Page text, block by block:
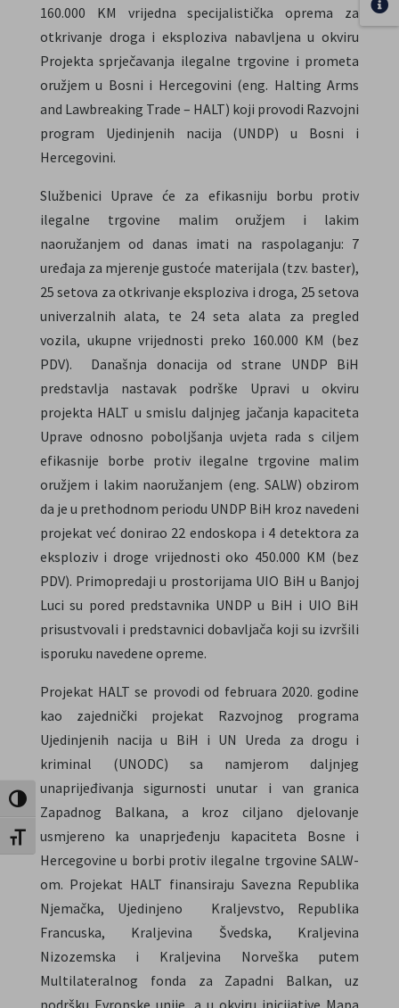
Toggle High Contrast
Toggle Font size
160.000 KM vrijedna specijalistička oprema za
otkrivanje droga i eksploziva nabavljena u okviru
Projekta sprječavanja ilegalne trgovine i prometa
oružjem u Bosni i Hercegovini (eng. Halting Arms
and Lawbreaking Trade – HALT) koji provodi Razvojni
program Ujedinjenih nacija (UNDP) u Bosni i
Hercegovini.
Službenici Uprave će za efikasniju borbu protiv
ilegalne trgovine malim oružjem i lakim
naoružanjem od danas imati na raspolaganju: 7
uređaja za mjerenje gustoće materijala (tzv. baster),
25 setova za otkrivanje eksploziva i droga, 25 setova
univerzalnih alata, te 24 seta alata za pregled
vozila, ukupne vrijednosti preko 160.000 KM (bez
PDV). Današnja donacija od strane UNDP BiH
predstavlja nastavak podrške Upravi u okviru
projekta HALT u smislu daljnjeg jačanja kapaciteta
Uprave odnosno poboljšanja uvjeta rada s ciljem
efikasnije borbe protiv ilegalne trgovine malim
oružjem i lakim naoružanjem (eng. SALW) obzirom
da je u prethodnom periodu UNDP BiH kroz navedeni
projekat već donirao 22 endoskopa i 4 detektora za
eksploziv i droge vrijednosti oko 450.000 KM (bez
PDV). Primopredaji u prostorijama UIO BiH u Banjoj
Luci su pored predstavnika UNDP u BiH i UIO BiH
prisustvovali i predstavnici dobavljača koji su izvršili
isporuku navedene opreme.
Projekat HALT se provodi od februara 2020. godine
kao zajednički projekat Razvojnog programa
Ujedinjenih nacija u BiH i UN Ureda za drogu i
kriminal (UNODC) sa namjerom daljnjeg
unaprijeđivanja sigurnosti unutar i van granica
Zapadnog Balkana, a kroz ciljano djelovanje
usmjereno ka unaprjeđenju kapaciteta Bosne i
Hercegovine u borbi protiv ilegalne trgovine SALW-
om. Projekat HALT finansiraju Savezna Republika
Njemačka, Ujedinjeno Kraljevstvo, Republika
Francuska, Kraljevina Švedska, Kraljevina
Nizozemska i Kraljevina Norveška putem
Multilateralnog fonda za Zapadni Balkan, uz